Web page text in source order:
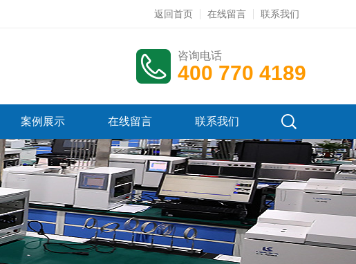
返回首页 在线留言 联系我们
咨询电话
400 770 4189
案例展示 在线留言 联系我们